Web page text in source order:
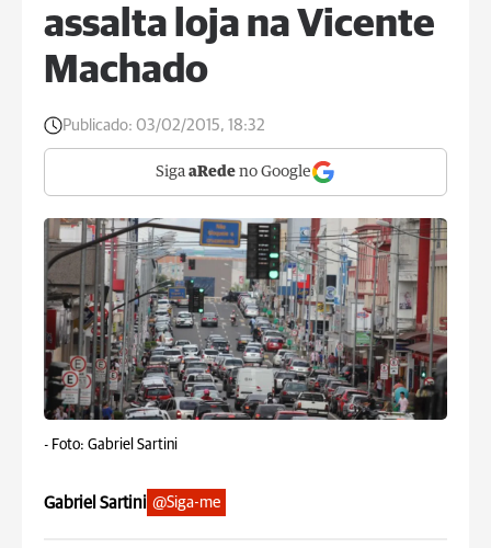
assalta loja na Vicente
Machado
Publicado: 03/02/2015, 18:32
Siga aRede no Google
- Foto: Gabriel Sartini
Gabriel Sartini @Siga-me